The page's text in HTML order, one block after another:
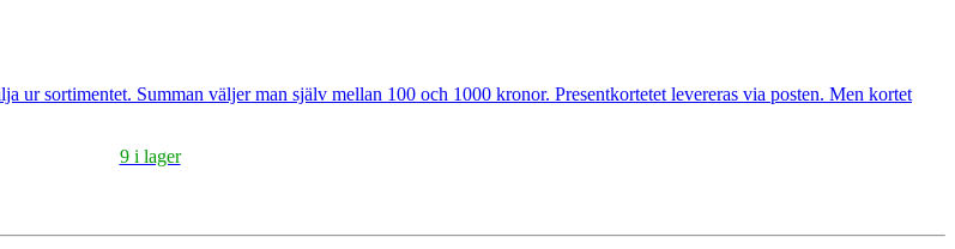
ur sortimentet. Summan väljer man själv mellan 100 och 1000 kronor. Presentkortetet levereras via posten. Men kortet
9 i lager